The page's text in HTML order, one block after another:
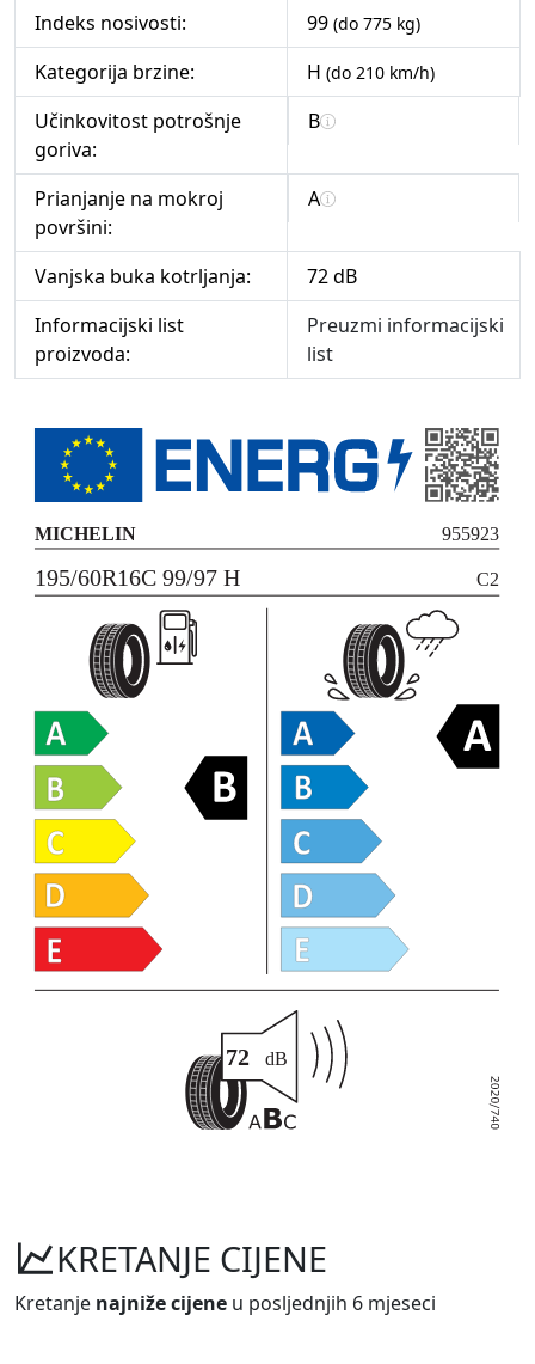
Indeks nosivosti:
99 (do 775 kg)
Kategorija brzine: H (do 210 km/h)
Učinkovitost potrošnje
goriva:
B
Prianjanje na mokroj
površini:
A
Vanjska buka kotrljanja:
72 dB
Informacijski list
proizvoda:
Preuzmi informacijski
list
KRETANJE CIJENE
Kretanje najniže cijene u posljednjih 6 mjeseci